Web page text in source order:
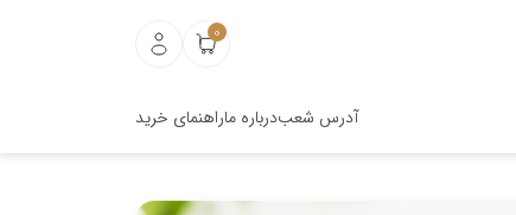
0
آدرس شعبدرباره ماراهنمای خرید